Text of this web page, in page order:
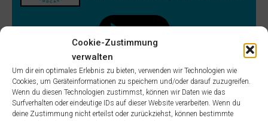
Cookie-Zustimmung
verwalten
Um dir ein optimales Erlebnis zu bieten, verwenden wir Technologien wie
Cookies, um Geräteinformationen zu speichern und/oder darauf zuzugreifen.
Wenn du diesen Technologien zustimmst, können wir Daten wie das
Surfverhalten oder eindeutige IDs auf dieser Website verarbeiten. Wenn du
deine Zustimmung nicht erteilst oder zurückziehst, können bestimmte